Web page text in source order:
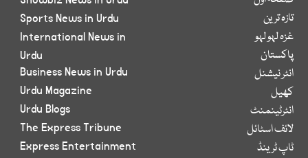
تازہ ترین
غزہ لہو لہو
پاکستان
انٹر نیشنل
کھیل
انٹرٹینمنٹ
لائف اسٹائل
ٹاپ ٹرینڈ
Sports News in Urdu
International News in
Urdu
Business News in Urdu
Urdu Magazine
Urdu Blogs
The Express Tribune
Express Entertainment